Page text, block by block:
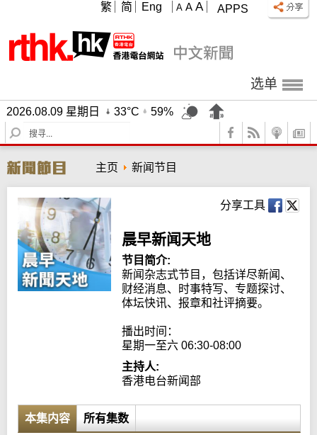
APPS
A A A
繁 简 Eng
选单
2026.08.09 星期日 33°C
59%
S
e
r
c
h
主页 新闻节目
分享工具
晨早新闻天地
节目简介:
新闻杂志式节目，包括详尽新闻、
财经消息、时事特写、专题探讨、
体坛快讯、报章和社评摘要。
播出时间：
星期一至六 06:30-08:00
主持人:
香港电台新闻部
本集内容 所有集数